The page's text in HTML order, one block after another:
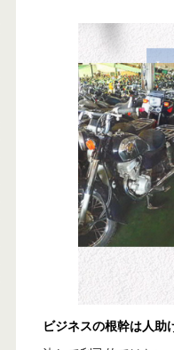
ビジネスの根幹は人助